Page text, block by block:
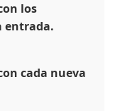
los
entrada.
cada nueva